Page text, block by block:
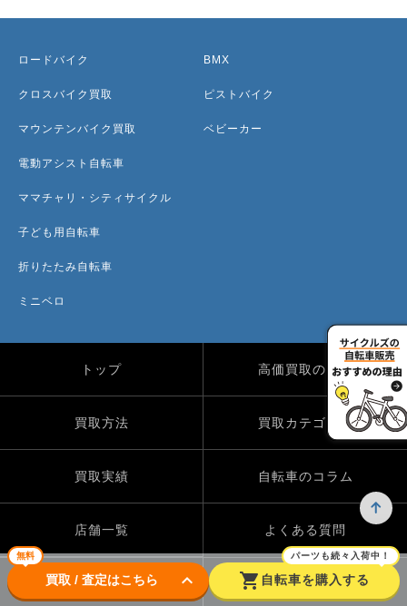
無料
買取 / 査定はこちら keyboard_arrow_down shopping_cart
パーツも続々入荷中！
自転車を購入する
ロードバイク
クロスバイク買取
マウンテンバイク買取
電動アシスト自転車
ママチャリ・シティサイクル
子ども用自転車
折りたたみ自転車
ミニベロ
BMX
ピストバイク
ベビーカー
トップ 高価買取のワケ
買取方法 買取カテゴリー
買取実績 自転車のコラム
店舗一覧 よくある質問
Instagram X